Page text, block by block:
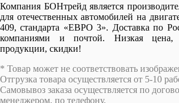
Компания БОНтрейд является
для отечественных автомобилей на
409, стандарта «ЕВРО 3». Доставка по
компаниями и почтой. Низкая цена,
продукции, скидки!
* Товар может не соответствовать
Отгрузка товара осуществляется от 5-10
Самовывоз заказа осуществляется по
менеджером, по телефону.